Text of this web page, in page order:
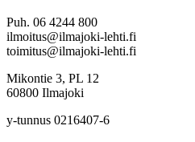
Puh. 06 4244 800
ilmoitus@ilmajoki-lehti.fi
toimitus@ilmajoki-lehti.fi
Mikontie 3, PL 12
60800 Ilmajoki
y-tunnus 0216407-6